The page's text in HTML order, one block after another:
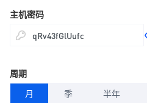
主机密码
周期
月
季 半年